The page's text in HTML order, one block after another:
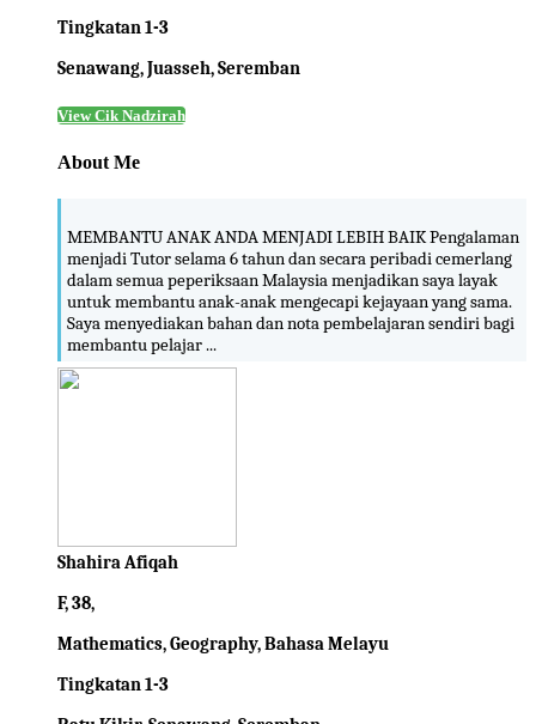
Tingkatan 1-3
Senawang, Juasseh, Seremban
View Cik Nadzirah
About Me
MEMBANTU ANAK ANDA MENJADI LEBIH BAIK Pengalaman
menjadi Tutor selama 6 tahun dan secara peribadi cemerlang
dalam semua peperiksaan Malaysia menjadikan saya layak
untuk membantu anak-anak mengecapi kejayaan yang sama.
Saya menyediakan bahan dan nota pembelajaran sendiri bagi
membantu pelajar ...
Shahira Afiqah
F, 38,
Mathematics, Geography, Bahasa Melayu
Tingkatan 1-3